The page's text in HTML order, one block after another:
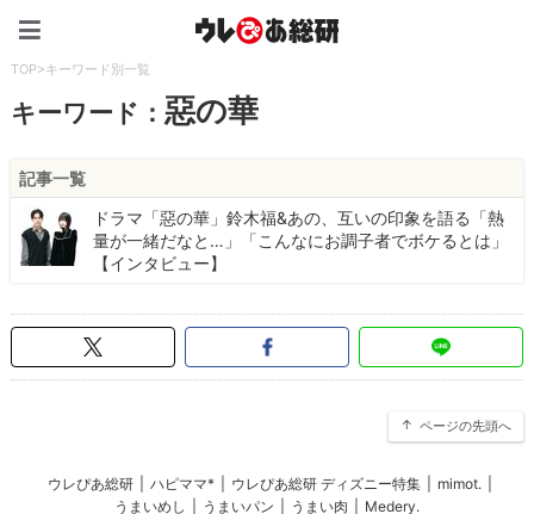
TOP>キーワード別一覧
キーワード：惡の華
記事一覧
ドラマ「惡の華」鈴木福&あの、互いの印象を語る「熱
量が一緒だなと…」「こんなにお調子者でボケるとは」
【インタビュー】
ページの先頭へ
ウレぴあ総研 ハピママ* ウレぴあ総研 ディズニー特集 mimot.
うまいめし
うまいパン うまい肉 Medery.